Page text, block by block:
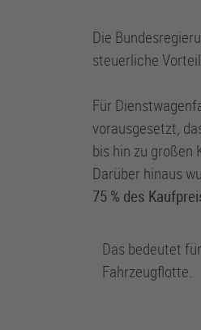
Die
steuerliche
Für
vorausgesetzt,
bis hin zu großen
Darüber hinaus
75 % des
Das bedeutet
Fahrzeugflotte.